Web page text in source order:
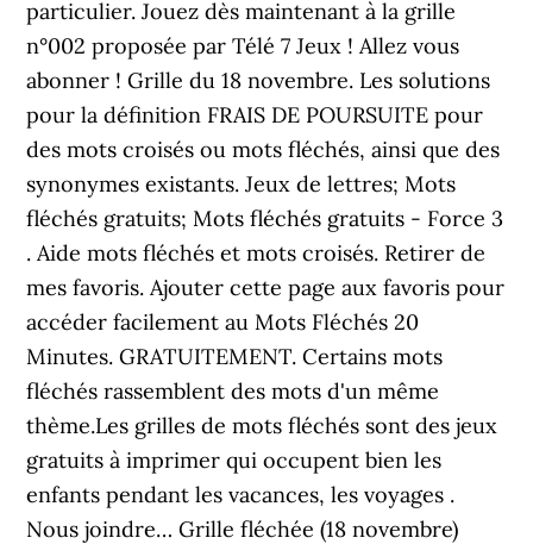
particulier. Jouez dès maintenant à la grille
n°002 proposée par Télé 7 Jeux ! Allez vous
abonner ! Grille du 18 novembre. Les solutions
pour la définition FRAIS DE POURSUITE pour
des mots croisés ou mots fléchés, ainsi que des
synonymes existants. Jeux de lettres; Mots
fléchés gratuits; Mots fléchés gratuits - Force 3
. Aide mots fléchés et mots croisés. Retirer de
mes favoris. Ajouter cette page aux favoris pour
accéder facilement au Mots Fléchés 20
Minutes. GRATUITEMENT. Certains mots
fléchés rassemblent des mots d'un même
thème.Les grilles de mots fléchés sont des jeux
gratuits à imprimer qui occupent bien les
enfants pendant les vacances, les voyages .
Nous joindre… Grille fléchée (18 novembre)